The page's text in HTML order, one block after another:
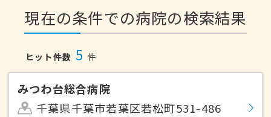
現在の条件での病院の検索結果
ヒット件数 5 件
みつわ台総合病院
千葉県千葉市若葉区若松町531-486